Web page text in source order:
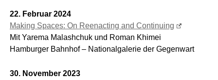
22. Februar 2024
Making Spaces: On Reenacting and Continuing
Mit Yarema Malashchuk und Roman Khimei
Hamburger Bahnhof – Nationalgalerie der Gegenwart
30. November 2023